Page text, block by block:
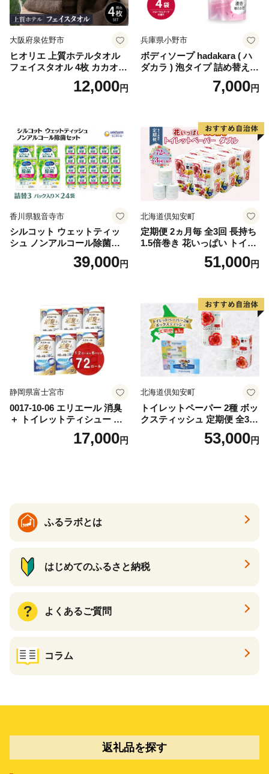
-1]
大阪府泉佐野市
ヒオリエ 上質ホテルタオル
フェイスタオル 4枚 カカオ
【タオル 泉州タオル 吸水 普
段使い 無地 シンプル 日用品
12,000円
兵庫県小野市
ボディソープ hadakara ( ハ
ダカラ ) 泡タイプ 詰め替え 4
40ml×4袋 ボディーソープ 泡
ボディソープ 泡 日用品 消耗
泡石鹸 石鹸 兵庫 兵庫県 小野
7,000円
香川県観音寺市
シルコット ウェットティッ
シュ ノンアルコール除菌詰
替（43枚×3P）×24袋 日用品
おもちゃ 拭き取り 手拭き 外
39,000円
北海道倶知安町
定期便 2ヵ月毎 全3回 長持ち
1.5倍巻き 花いっぱい トイレ
ットペーパー ダブル 45ｍ 計
72ロール 全18種 花柄 プリン
ー 消耗品 備蓄 送料無料 北海
道 倶知安町 日用品
51,000円
静岡県富士宮市
0017-10-06 エリエール 消臭
＋ トイレットティシュー し
っかり香るフレッシュクリア
の香り ダブル 12ロール×6パ
17,000円
北海道倶知安町
トイレットペーパー 2種 ボッ
クスティッシュ 定期便 全3
回 日本製 まとめ買い 防災
常備品 日用雑貨 消耗品 生活
53,000円
ふるラボとは
はじめてのふるさと納税
よくあるご質問
コラム
返礼品を探す